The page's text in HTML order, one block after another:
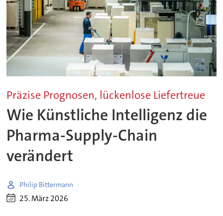
Präzise Prognosen, lückenlose Liefertreue
Wie Künstliche Intelligenz die
Pharma-Supply-Chain
verändert
Philip Bittermann
25. März 2026